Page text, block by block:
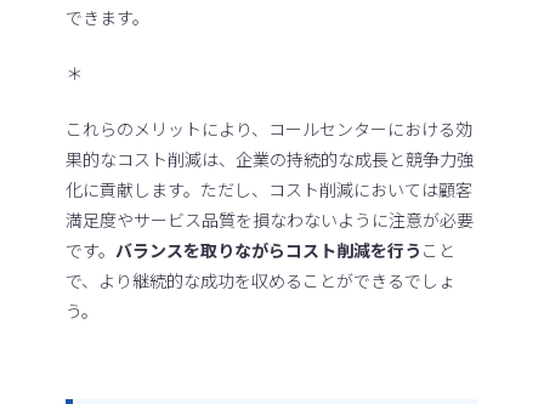
できます。
＊
これらのメリットにより、コールセンターにおける効
果的なコスト削減は、企業の持続的な成長と競争力強
化に貢献します。ただし、コスト削減においては顧客
満足度やサービス品質を損なわないように注意が必要
です。バランスを取りながらコスト削減を行う こと
で、より継続的な成功を収めることができるでしょ
う。